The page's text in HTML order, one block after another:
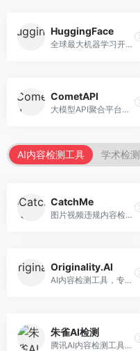
HuggingFace
全球最大机器学习开源社区，整合模型库与开发工具。面向AI研究者和开发者，提供开源模型、数据集、开发工具等资源，开源生态最完善。
CometAPI
大模型API聚合平台，整合多种AI模型服务。面向开发者，提供统一接口、模型切换、监控分析等服务，API管理便捷。
AI内容检测工具 学术检测
CatchMe
图片视频违规内容检测平台，专注于视觉内容安全。面向内容平台，提供图片审核、视频审核、直播监控等服务，视觉检测专业。
Originality.AI
AI内容检测工具，专注于内容原创性验证。面向内容创作者和出版商，提供AI检测、抄袭检测、批量分析等服务，检测精度高。
朱雀AI检测
腾讯AI内容检测工具，专注于中文内容识别。面向中文用户，提供AI内容检测、文本分析、报告生成等服务，中文检测专业。